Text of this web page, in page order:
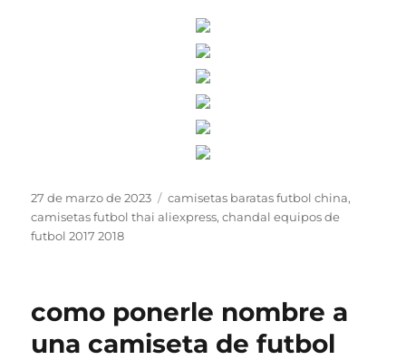
Publicado
el
27 de marzo de 2023 Etiquetas
camisetas baratas futbol china,
camisetas futbol thai aliexpress,chandal equipos de
futbol 2017 2018
como ponerle nombre a
una camiseta de futbol